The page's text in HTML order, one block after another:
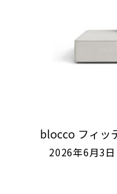
blocco フィッ
2026年6月3